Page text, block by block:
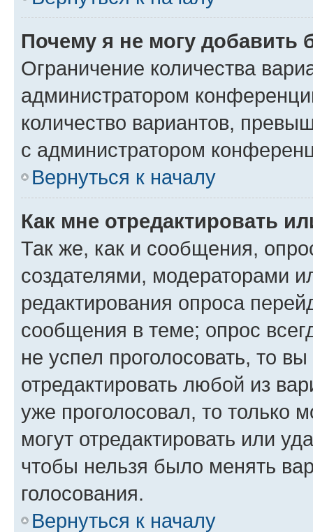
Почему я не могу добавить
Ограничение количества
администратором
количество вариантов,
с администратором
Вернуться к началу
Как мне отредактировать
Так же, как и сообщения,
создателями, модераторами
редактирования опроса
сообщения в теме; опрос
не успел проголосовать, то
отредактировать любой из
уже проголосовал, то только
могут отредактировать или
чтобы нельзя было менять
голосования.
Вернуться к началу